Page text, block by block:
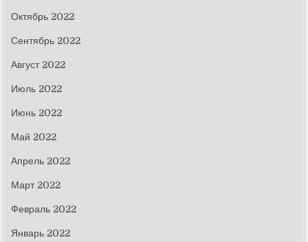
Октябрь 2022
Сентябрь 2022
Август 2022
Июль 2022
Июнь 2022
Май 2022
Апрель 2022
Март 2022
Февраль 2022
Январь 2022